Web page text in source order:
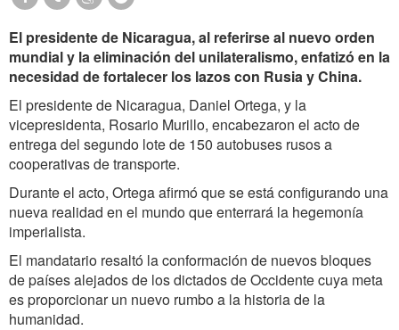
El presidente de Nicaragua, al referirse al nuevo orden
mundial y la eliminación del unilateralismo, enfatizó en la
necesidad de fortalecer los lazos con Rusia y China.
El presidente de Nicaragua, Daniel Ortega, y la
vicepresidenta, Rosario Murillo, encabezaron el acto de
entrega del segundo lote de 150 autobuses rusos a
cooperativas de transporte.
Durante el acto, Ortega afirmó que se está configurando una
nueva realidad en el mundo que enterrará la hegemonía
imperialista.
El mandatario resaltó la conformación de nuevos bloques
de países alejados de los dictados de Occidente cuya meta
es proporcionar un nuevo rumbo a la historia de la
humanidad.